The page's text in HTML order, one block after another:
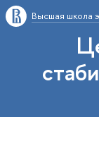
Высшая школа